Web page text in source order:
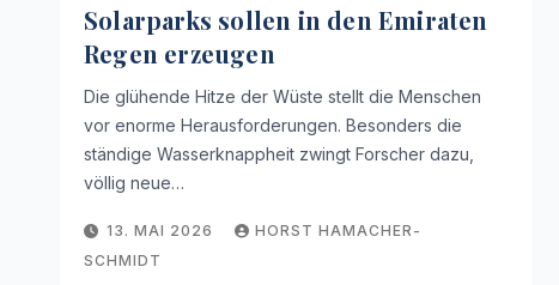
Solarparks sollen in den Emiraten
Regen erzeugen
Die glühende Hitze der Wüste stellt die Menschen
vor enorme Herausforderungen. Besonders die
ständige Wasserknappheit zwingt Forscher dazu,
völlig neue…
13. MAI 2026
HORST HAMACHER-
SCHMIDT